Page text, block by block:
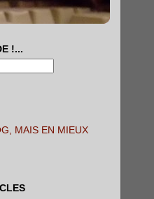
!...
MAIS EN MIEUX